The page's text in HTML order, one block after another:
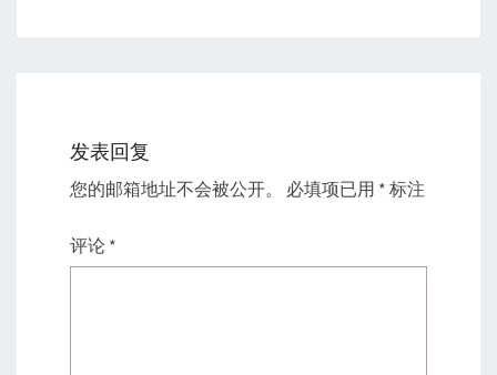
发表回复
您的邮箱地址不会被公开。 必填项已用 * 标注
评论 *